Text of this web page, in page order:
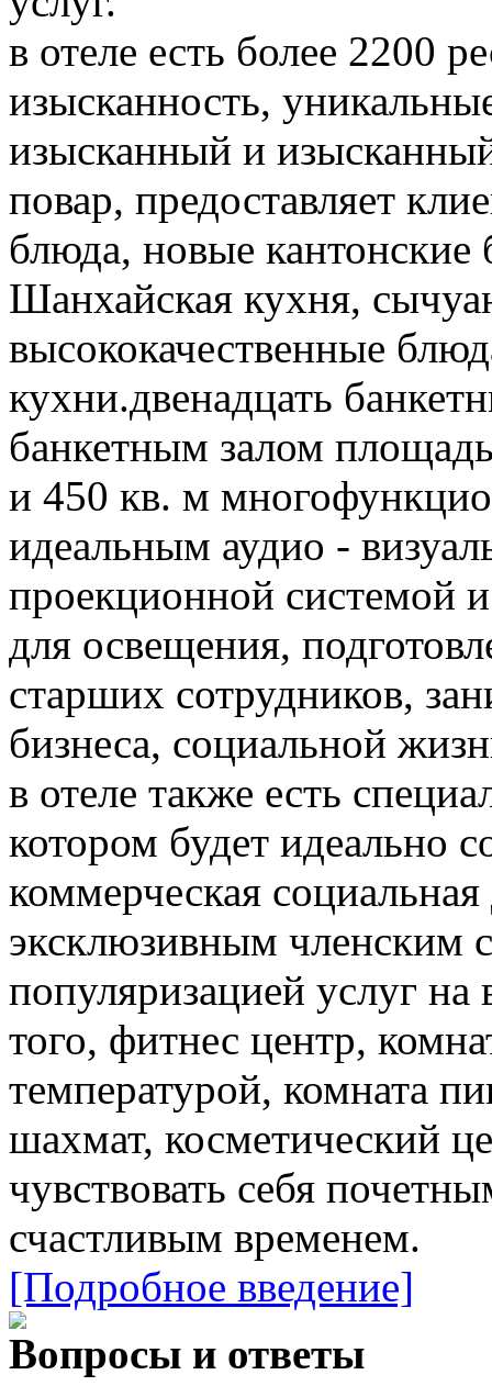
в отеле есть более 2200
изысканность,
изысканный и
повар, предоставляет
блюда, новые
Шанхайская кухня,
высококачественные
кухни.двенадцать
банкетным залом
и 450 кв. м
идеальным аудио -
проекционной системой
для освещения,
старших сотрудников,
бизнеса, социальной
в отеле также есть
котором будет идеально
коммерческая
эксклюзивным членским
популяризацией услуг
того, фитнес центр,
температурой, комната
шахмат, косметический
чувствовать себя
счастливым временем.
[Подробное введение]
Вопросы и ответы